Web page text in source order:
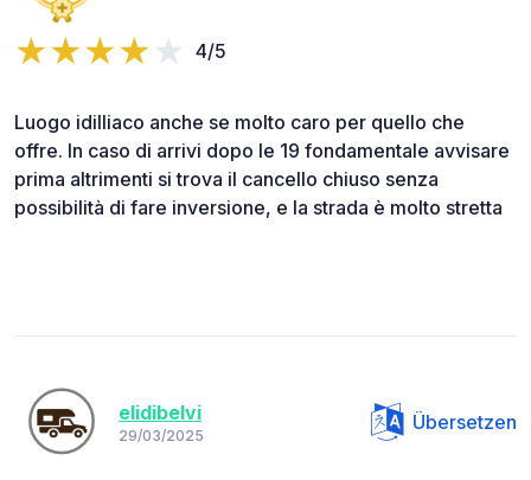
4/5
Luogo idilliaco anche se molto caro per quello che
offre. In caso di arrivi dopo le 19 fondamentale avvisare
prima altrimenti si trova il cancello chiuso senza
possibilità di fare inversione, e la strada è molto stretta
elidibelvi
29/03/2025
Übersetzen